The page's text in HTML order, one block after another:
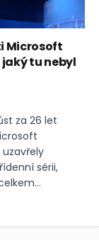
Microsoft
tu nebyl
za 26 let
sérii,